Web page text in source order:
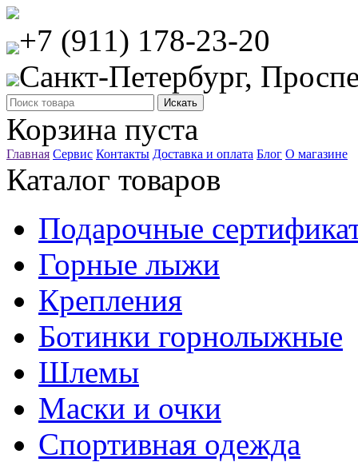
+7 (911) 178-23-20
Санкт-Петербург,
Корзина пуста
Главная Сервис Контакты Доставка и оплата Блог О магазине
Каталог товаров
Подарочные
Горные лыжи
Крепления
Ботинки горнолыжные
Шлемы
Маски и очки
Спортивная одежда